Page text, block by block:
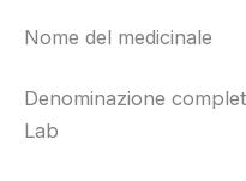
Nome del medicinale
Denominazione
Lab